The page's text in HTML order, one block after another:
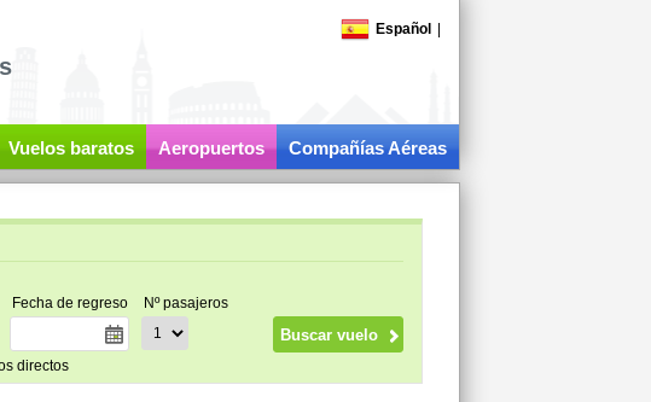
Español
Vuelos baratos Aeropuertos Compañías Aéreas
Fecha de regreso Nº pasajeros
directos